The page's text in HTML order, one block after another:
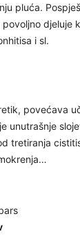
pluća.
djeluje
i sl.
povećava
unutrašnje
tretiranja